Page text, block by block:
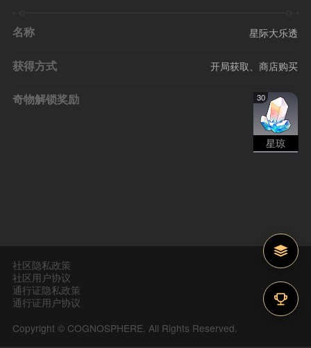
名称 星际大乐透
获得方式 开局获取、商店购买
奇物解锁奖励 30
星琼
社区隐私政策
社区用户协议
通行证隐私政策
通行证用户协议
Copyright © COGNOSPHERE. All Rights Reserved.